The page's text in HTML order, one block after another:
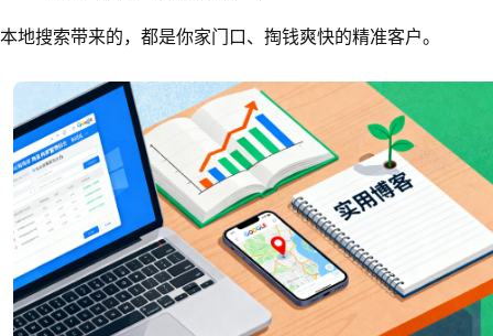
本地搜索带来的，都是你家门口、掏钱爽快的精准客户。